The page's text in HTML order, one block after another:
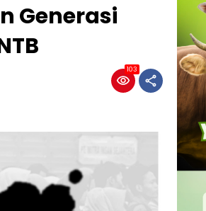
Generasi
103